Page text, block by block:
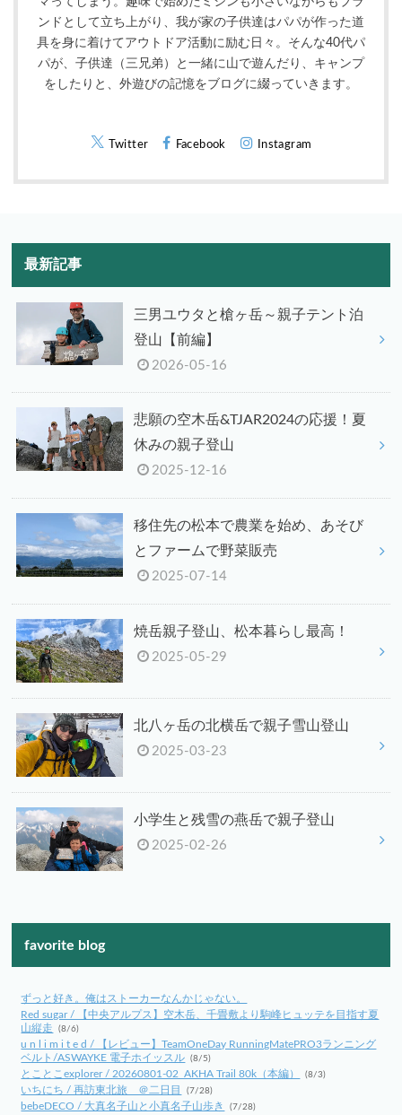
ンドとして立ち上がり、我が家の子供達はパパが作った道
具を身に着けてアウトドア活動に励む日々。そんな40代パ
パが、子供達（三兄弟）と一緒に山で遊んだり、キャンプ
をしたりと、外遊びの記憶をブログに綴っていきます。
Twitter Facebook Instagram
最新記事
三男ユウタと槍ヶ岳～親子テント泊
登山【前編】
2026-05-16
悲願の空木岳&TJAR2024の応援！夏
休みの親子登山
2025-12-16
移住先の松本で農業を始め、あそび
とファームで野菜販売
2025-07-14
焼岳親子登山、松本暮らし最高！
2025-05-29
北八ヶ岳の北横岳で親子雪山登山
2025-03-23
小学生と残雪の燕岳で親子登山
2025-02-26
favorite blog
ずっと好き。俺はストーカーなんかじゃない。
Red sugar / 【中央アルプス】空木岳、千畳敷より駒峰ヒュッテを目指す夏
山縦走
(8/6)
u n l i m i t e d / 【レビュー】TeamOneDay RunningMatePRO3ランニング
ベルト/ASWAYKE 電子ホイッスル (8/5)
とことこexplorer / 20260801-02_AKHA Trail 80k（本編） (8/3)
いちにち / 再訪東北旅 ＠二日目 (7/28)
bebeDECO / 大真名子山と小真名子山歩き (7/28)